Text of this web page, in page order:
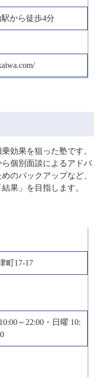
から徒歩4分
効果を狙った塾です。
個別面談によるアドバ
のバックアップなど、
果」を目指します。
町17-17
～22:00・日曜 10: